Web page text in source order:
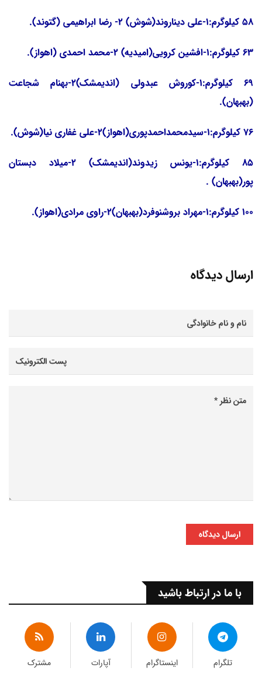
58 کیلوگرم:1-علی دیناروند(شوش) 2- رضا ابراهیمی (گتوند).
63 کیلوگرم:1-افشین کرویی(امیدیه) 2-محمد احمدی (اهواز).
69 کیلوگرم:1-کوروش عبدولی (اندیمشک)2-بهنام شجاعت
(بهبهان).
76 کیلوگرم:1-سیدمحمداحمدپوری(اهواز)2-علی غفاری نیا(شوش).
85 کیلوگرم:1-یونس زیدوند(اندیمشک) 2-میلاد دبستان
پور(بهبهان) .
100 کیلوگرم:1-مهراد بروشنوفرد(بهبهان)2-راوی مرادی(اهواز).
ارسال دیدگاه
ارسال دیدگاه
با ما در ارتباط باشید
تلگرام اینستاگرام آپارات مشترک